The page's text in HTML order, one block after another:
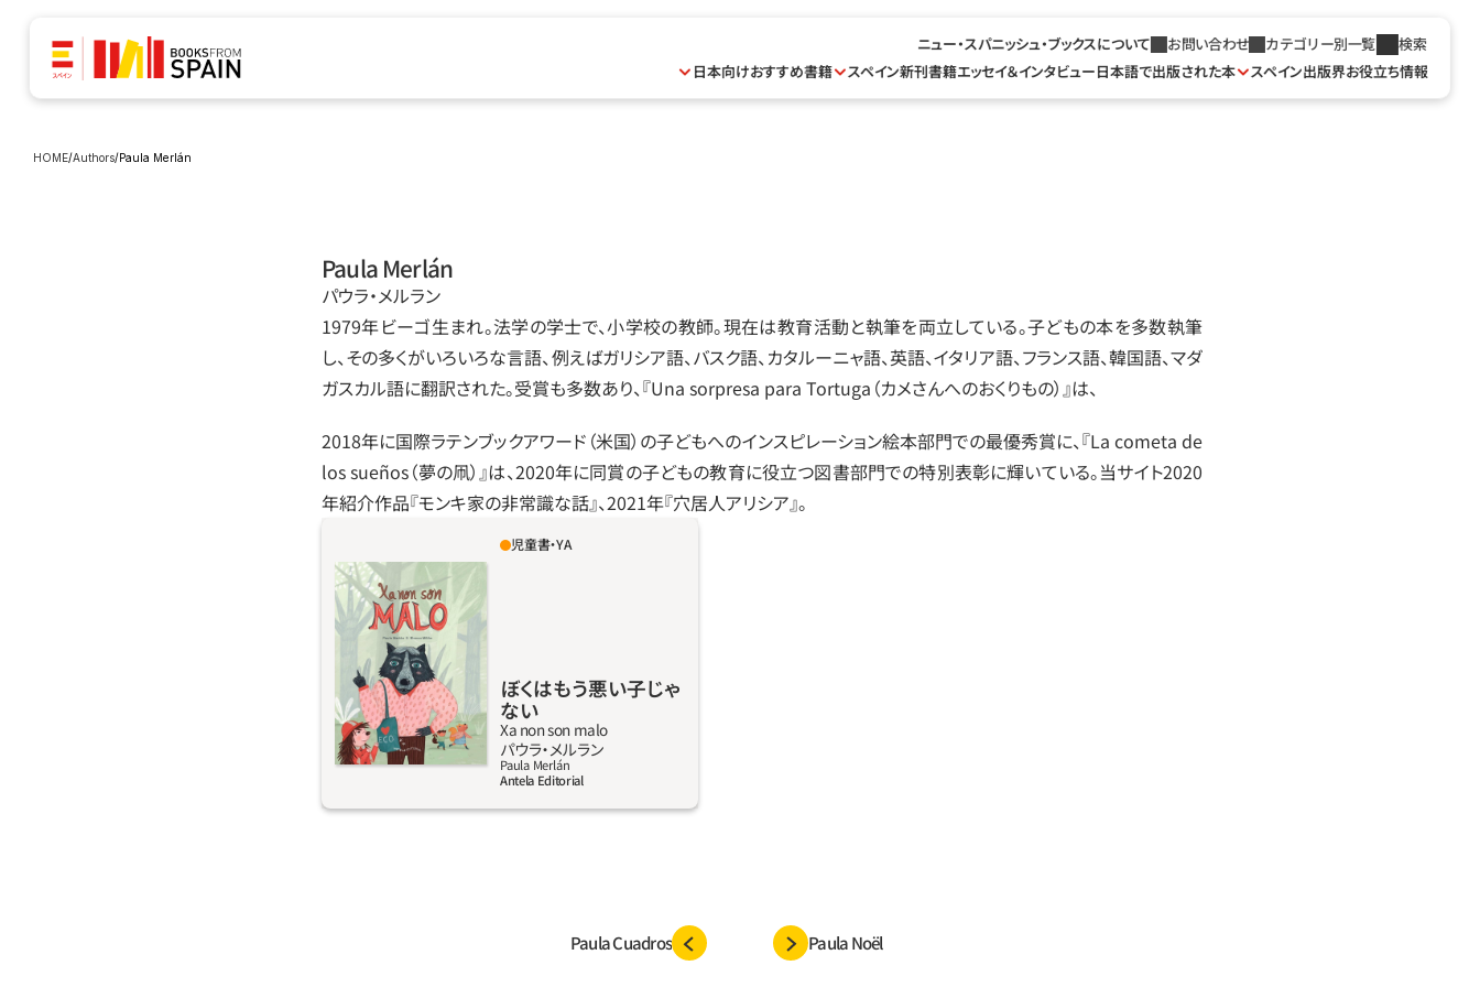
ニュー・スパニッシュ・ブックスについて お問い合わせ カテゴリー別一覧
検索
日本向けおすすめ書籍
スペイン新刊書籍エッセイ＆インタビュー日本語で出版された本 スペイン出版界お役立ち情報
HOME/Authors/Paula Merlán
Paula Merlán
パウラ‧メルラン
1979年ビーゴ生まれ。法学の学士で、小学校の教師。現在は教育活動と執筆を両立している。子どもの本を多数執筆
し、その多くがいろいろな言語、例えばガリシア語、バスク語、カタルーニャ語、英語、イタリア語、フランス語、韓国語、マダ
ガスカル語に翻訳された。受賞も多数あり、『Una sorpresa para Tortuga（カメさんへのおくりもの）』は、
2018年に国際ラテンブックアワード（米国）の子どもへのインスピレーション絵本部門での最優秀賞に、『La cometa de
los sueños（夢の凧）』は、2020年に同賞の子どもの教育に役立つ図書部門での特別表彰に輝いている。当サイト2020
年紹介作品『モンキ家の非常識な話』、2021年『穴居人アリシア』。
オオカミのワルは花咲く森で、友だちのハリネ
ズミのウヌボレといっしょに暮らしている。い
っしょに森を見守り、道で見つけたごみを拾っ
てリサイクル。だけど、ワルは信用されない。も
う悪い子じゃないのに。分かってもらえるでし
ょうか？ 本作は自然と友情、そして何よりセ
カンドチャンスを描く、美しい物語。
詳しく見る
児童書・YA
ぼくはもう悪い子じゃ
ない
Xa non son malo
パウラ‧メルラン
Paula Merlán
Antela Editorial
Paula Cuadros Paula Noël